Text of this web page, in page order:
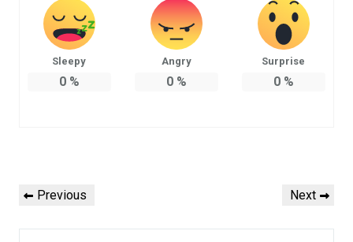
Sleepy
0%
Angry
0%
Surprise
0%
de
entradas
Previous
Previous
Next
Next